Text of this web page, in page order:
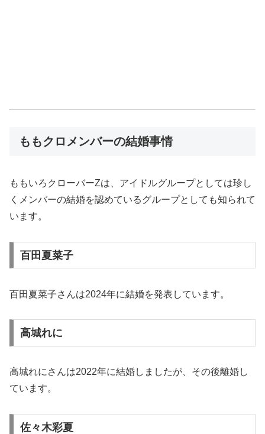
ももクロメンバーの結婚事情
ももいろクローバーZは、アイドルグループとしては珍し
くメンバーの結婚を認めているグループとしても知られて
います。
百田夏菜子
百田夏菜子さんは2024年に結婚を発表しています。
高城れに
高城れにさんは2022年に結婚しましたが、その後離婚し
ています。
佐々木彩夏